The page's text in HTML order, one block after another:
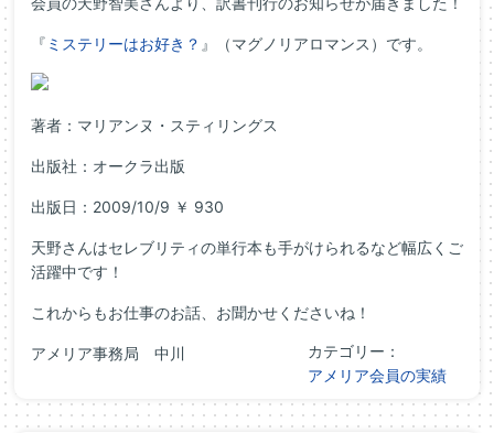
『 ミステリーはお好き？ 』（マグノリアロマンス）です。
著者：マリアンヌ・スティリングス
出版社：オークラ出版
出版日：2009/10/9 ￥ 930
天野さんはセレブリティの単行本も手がけられるなど幅広くご
活躍中です！
これからもお仕事のお話、お聞かせくださいね！
アメリア事務局 中川
カテゴリー：
アメリア会員の実績